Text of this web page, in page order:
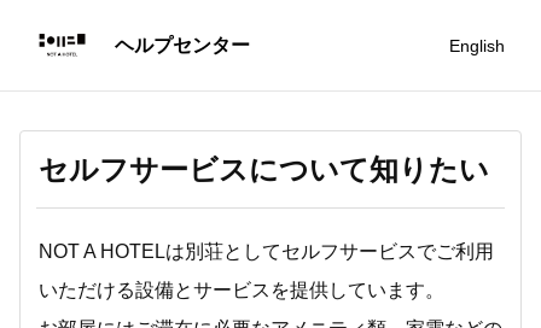
English
セルフサービスについて知りたい
NOT A HOTELは別荘としてセルフサービスでご利用
いただける設備とサービスを提供しています。